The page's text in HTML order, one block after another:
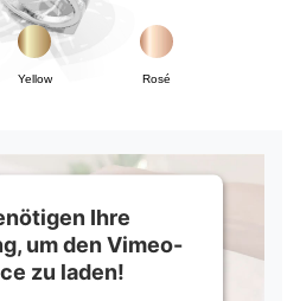
Rosé
Yellow
Ihre
um den Vimeo-
zu laden!